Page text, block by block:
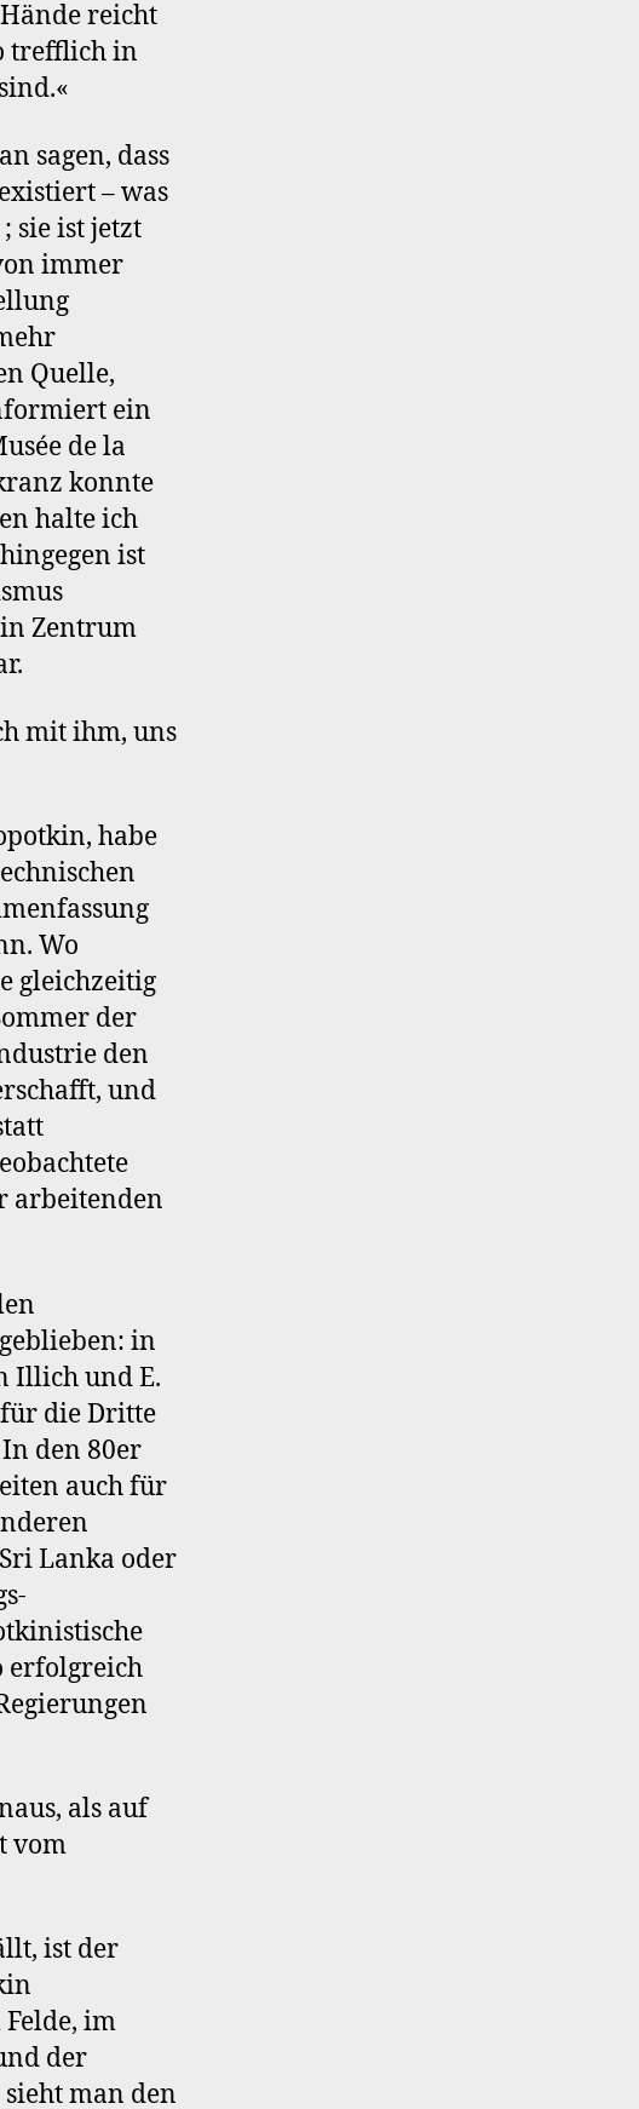
reicht
trefflich in
sagen, dass
– was
sie ist jetzt
immer
Quelle,
ein
de la
konnte
halte ich
ist
Zentrum
mit ihm, uns
habe
Wo
gleichzeitig
der
den
und
arbeitenden
in
Illich und E.
für die Dritte
den 80er
auch für
Lanka oder
erfolgreich
als auf
vom
ist der
im
der
man den